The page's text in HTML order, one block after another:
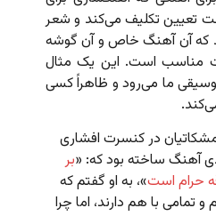
تکلیف می‌کند و شعر
که آن آهنگ خاص و آن گوشه
مناسب است. این‌ یک مثال
ما می‌رود و ظاهراً کسی
در کنسرت افشاری
آهنگ ساخته بود که: «بر
حرام است»، به او گفتم که
تمامی با هم دارند، اما چرا